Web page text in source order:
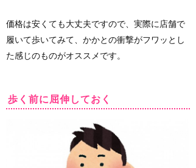
価格は安くても大丈夫ですので、実際に店舗で
履いて歩いてみて、かかとの衝撃がフワッとし
た感じのものがオススメです。
歩く前に屈伸しておく